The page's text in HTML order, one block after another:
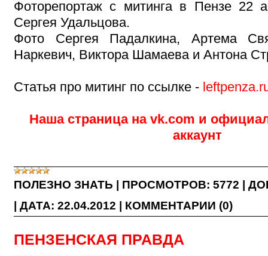
Фоторепортаж с митинга в Пензе 22
Сергея Удальцова.
Фото Сергея Падалкина, Артема
Наркевич, Виктора Шамаева и Антона
Статья про митинг по ссылке -
Наша страницана vk.com и
аккаунт
ПОЛЕЗНО ЗНАТЬ ПРОСМОТРОВ: 5772
ДАТА: 22.04.2012 КОММЕНТАРИИ (0)
ПЕНЗЕНСКАЯ ПРАВДА